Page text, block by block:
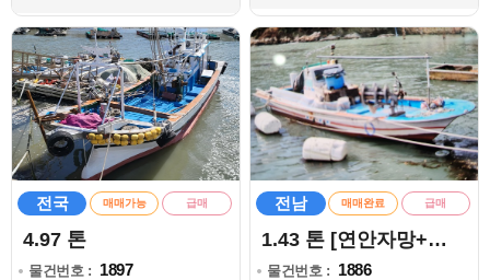
전국 매매가능 급매
4.97 톤
물건번호 : 1897
전남 매매완료 급매
1.43 톤 [연안자망+복합]
물건번호 : 1886